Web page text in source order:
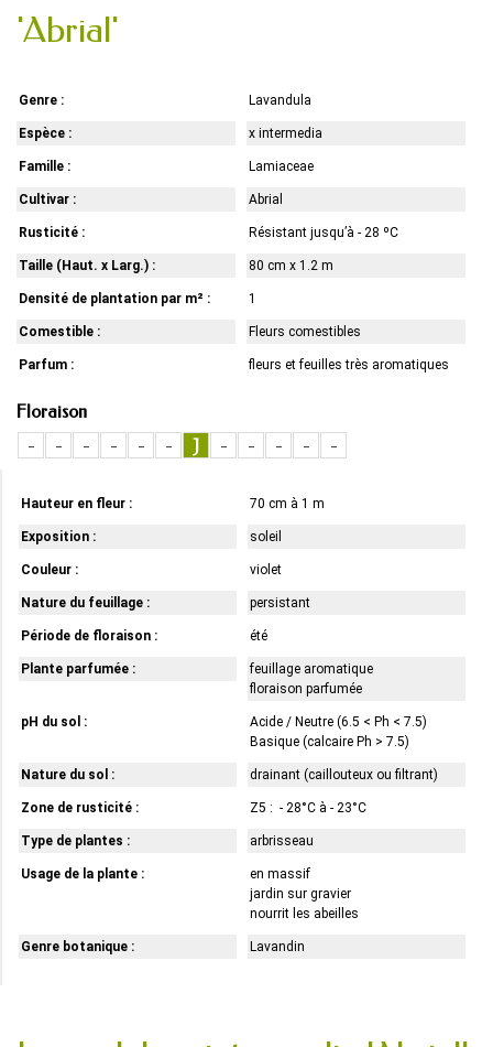
'Abrial'
Genre : Lavandula
Espèce : x intermedia
Famille : Lamiaceae
Cultivar : Abrial
Rusticité : Résistant jusqu’à - 28 ºC
Taille (Haut. x Larg.) : 80 cm x 1.2 m
Densité de plantation par m² : 1
Comestible : Fleurs comestibles
Parfum : fleurs et feuilles très aromatiques
Floraison
-
- - - - - J - - - - -
Hauteur en fleur : 70 cm à 1 m
Exposition : soleil
Couleur : violet
Nature du feuillage : persistant
Période de floraison : été
Plante parfumée :
feuillage aromatique
floraison parfumée
pH du sol :
Acide / Neutre (6.5 < Ph < 7.5)
Basique (calcaire Ph > 7.5)
Nature du sol : drainant (caillouteux ou filtrant)
Zone de rusticité : Z5 : - 28°C à - 23°C
Type de plantes : arbrisseau
Usage de la plante :
en massif
jardin sur gravier
nourrit les abeilles
Genre botanique : Lavandin